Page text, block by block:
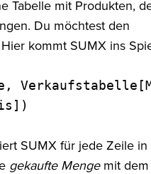
Tabelle mit Produkten,
Du möchtest den
kommt SUMX ins
SUMX für jede Zeile in
gekaufte Mengemit dem